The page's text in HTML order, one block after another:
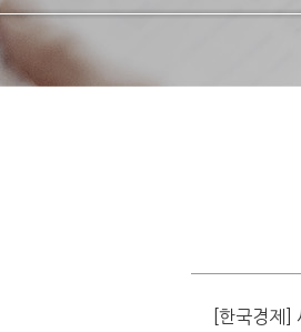
[한국경제]